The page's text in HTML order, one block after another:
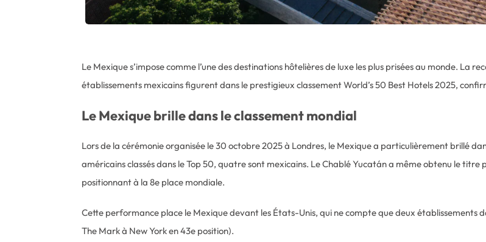
Le Mexique s’impose comme l’une des destinations hôtelières de luxe les plus prisées au monde. La
établissements mexicains figurent dans le prestigieux classement World’s 50 Best Hotels 2025,
Le Mexique brille dans le classement mondial
Lors de la cérémonie organisée le 30 octobre 2025 à Londres, le Mexique a particulièrement brillé
américains classés dans le Top 50, quatre sont mexicains. Le Chablé Yucatán a même obtenu le titre
positionnant à la 8e place mondiale.
Cette performance place le Mexique devant les États-Unis, qui ne compte que deux établissements
The Mark à New York en 43e position).